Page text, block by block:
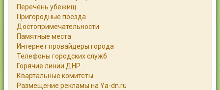
Справочник
Работа
Объявления
Помощь
Перечень убежищ
Пригородные поезда
Достопримечательности
Памятные места
Интернет провайдеры города
Телефоны городских служб
Горячие линии ДНР
Квартальные комитеты
Размещение рекламы на Ya-dn.ru